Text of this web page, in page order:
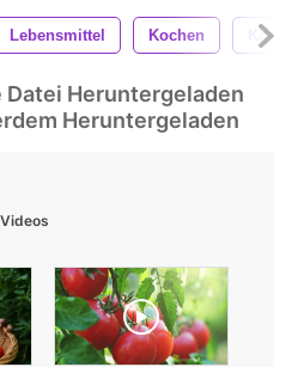
Lebensmittel Kochen Koch
Datei Heruntergeladen
Heruntergeladen